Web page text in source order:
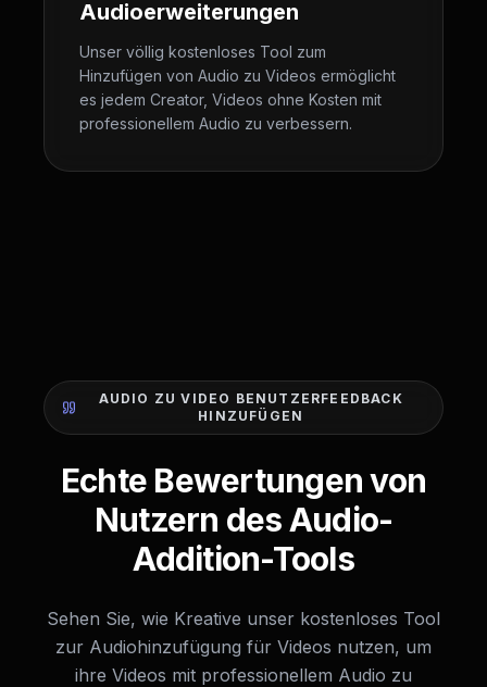
Audioerweiterungen
Unser völlig kostenloses Tool zum
Hinzufügen von Audio zu Videos ermöglicht
es jedem Creator, Videos ohne Kosten mit
professionellem Audio zu verbessern.
AUDIO ZU VIDEO BENUTZERFEEDBACK
HINZUFÜGEN
Echte Bewertungen von
Nutzern des Audio-
Addition-Tools
Sehen Sie, wie Kreative unser kostenloses Tool
zur Audiohinzufügung für Videos nutzen, um
ihre Videos mit professionellem Audio zu